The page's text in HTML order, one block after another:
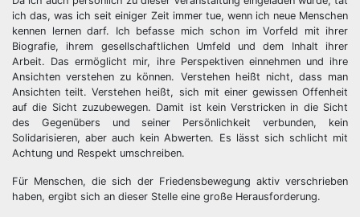
ich das, was ich seit einiger Zeit immer tue, wenn ich neue Menschen
kennen lernen darf. Ich befasse mich schon im Vorfeld mit ihrer
Biografie, ihrem gesellschaftlichen Umfeld und dem Inhalt ihrer
Arbeit. Das ermöglicht mir, ihre Perspektiven einnehmen und ihre
Ansichten verstehen zu können. Verstehen heißt nicht, dass man
Ansichten teilt. Verstehen heißt, sich mit einer gewissen Offenheit
auf die Sicht zuzubewegen. Damit ist kein Verstricken in die Sicht
des Gegenübers und seiner Persönlichkeit verbunden, kein
Solidarisieren, aber auch kein Abwerten. Es lässt sich schlicht mit
Achtung und Respekt umschreiben.
Für Menschen, die sich der Friedensbewegung aktiv verschrieben
haben, ergibt sich an dieser Stelle eine große Herausforderung.